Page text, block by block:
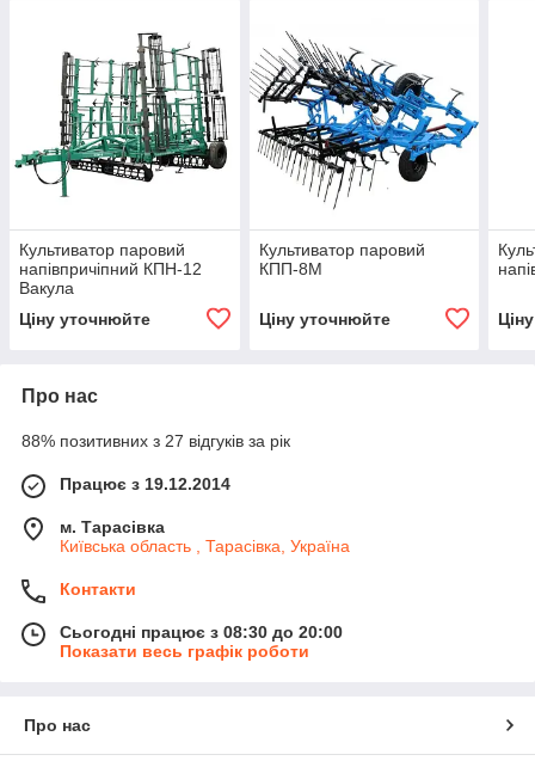
Культиватор паровий
напівпричіпний КПН-12
Вакула
Ціну уточнюйте
Культиватор паровий
КПП-8М
Ціну уточнюйте
Про нас
88% позитивних з 27 відгуків за рік
Працює з 19.12.2014
м. Тарасівка
Київська область , Тарасівка, Україна
Контакти
Сьогодні працює з 08:30 до 20:00
Показати весь графік роботи
Про нас